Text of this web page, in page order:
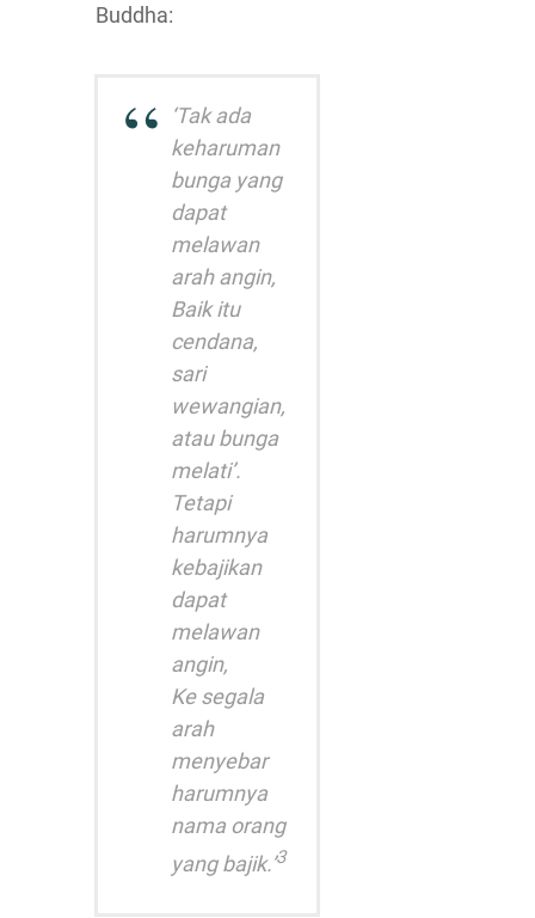
Buddha:
‘Tak ada
keharuman
bunga yang
dapat
melawan
arah angin,
Baik itu
cendana,
sari
wewangian,
atau bunga
melati’.
Tetapi
harumnya
kebajikan
dapat
melawan
angin,
Ke segala
arah
menyebar
harumnya
nama orang
yang bajik.’3